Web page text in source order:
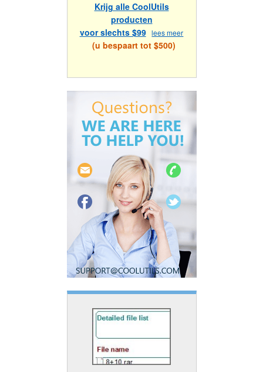
Krijg alle CoolUtils
producten
voor slechts $99 lees meer
(u bespaart tot $500)